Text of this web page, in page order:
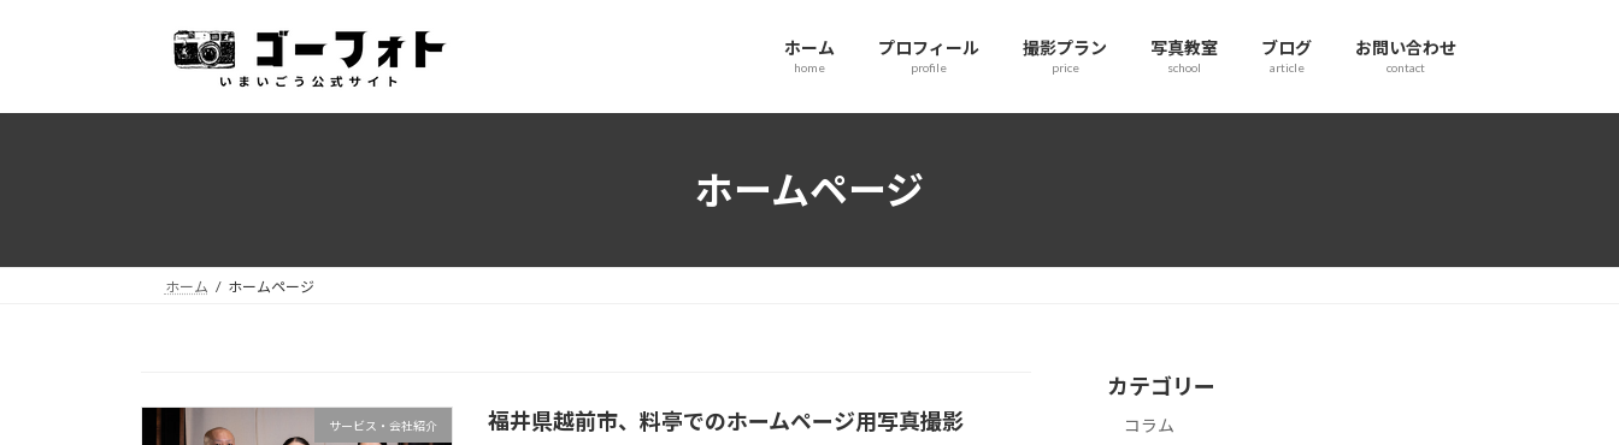
プ
動
ホーム
home
プロフィール
profile
撮影プラン
price
写真教室
school
ブログ
article
お問い合わせ
contact
ホームページ
ホーム ホームページ
サービス・会社紹介 福井県越前市、料亭でのホームページ用写真撮影
カテゴリー
コラム